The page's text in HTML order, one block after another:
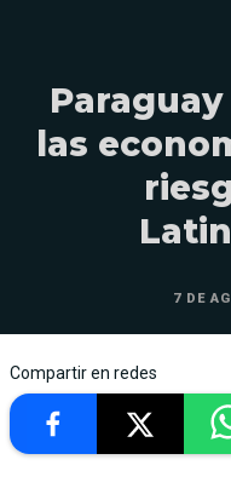
las
7 DE
Compartir en redes